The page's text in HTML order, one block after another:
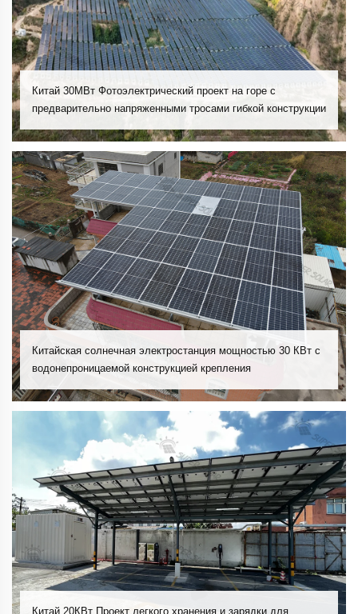
Китай 30МВт Фотоэлектрический проект на горе с
предварительно напряженными тросами гибкой конструкции
Китайская солнечная электростанция мощностью 30 КВт с
водонепроницаемой конструкцией крепления
Китай 20КВт Проект легкого хранения и зарядки для